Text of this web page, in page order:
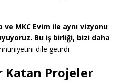
ve MKC Evim ile aynı vizyonu
Bu iş birliği, bizi daha
dile getirdi.
Katan Projeler